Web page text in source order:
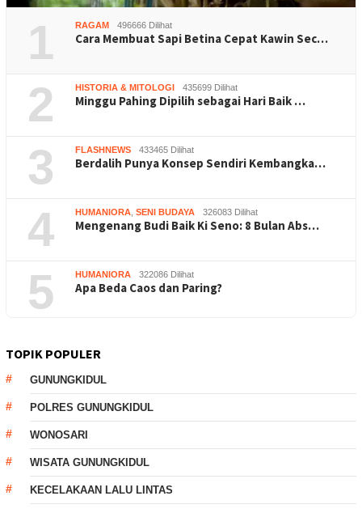
1 RAGAM 496666 Dilihat
Cara Membuat Sapi Betina Cepat Kawin Sec…
2 HISTORIA & MITOLOGI 435699 Dilihat
Minggu Pahing Dipilih sebagai Hari Baik …
3 FLASHNEWS 433465 Dilihat
Berdalih Punya Konsep Sendiri Kembangka…
4 HUMANIORA SENI BUDAYA 326083 Dilihat
Mengenang Budi Baik Ki Seno: 8 Bulan Abs…
5 HUMANIORA 322086 Dilihat
Apa Beda Caos dan Paring?
TOPIK POPULER
GUNUNGKIDUL
POLRES GUNUNGKIDUL
WONOSARI
WISATA GUNUNGKIDUL
KECELAKAAN LALU LINTAS